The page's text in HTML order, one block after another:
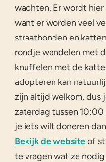
wachten. Er wordt
want er worden veel
straathonden en
rondje wandelen met
knuffelen met de
adopteren kan
zijn altijd welkom, dus
zaterdag tussen 10:00
je iets wilt doneren
Bekijk de websiteof
te vragen wat ze